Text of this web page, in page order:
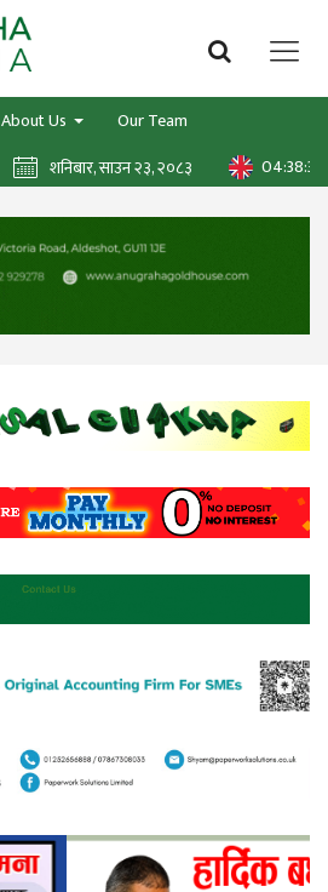
About Us
Our Team
शनिबार, साउन २३, २०८३ 04:38:37